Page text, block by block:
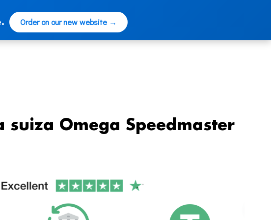
Order on our new website →
suiza Omega Speedmaster
IS: